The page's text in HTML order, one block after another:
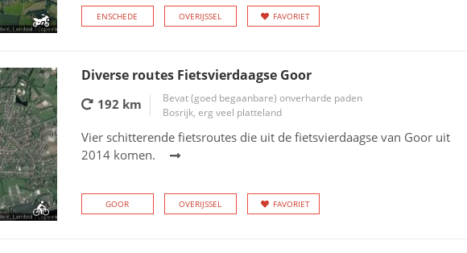
ENSCHEDE OVERIJSSEL FAVORIET
Diverse routes Fietsvierdaagse Goor
192 km
Bevat (goed begaanbare) onverharde paden
Bosrijk, erg veel platteland
Vier schitterende fietsroutes die uit de fietsvierdaagse van Goor uit
2014 komen.
GOOR OVERIJSSEL FAVORIET